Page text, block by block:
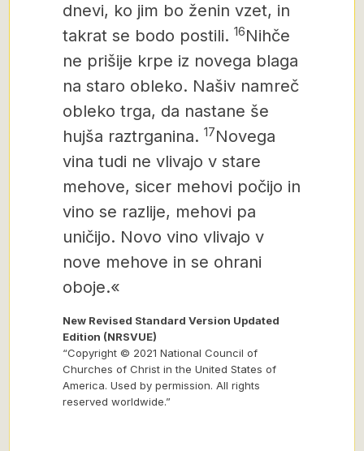
dnevi, ko jim bo ženin vzet, in
takrat se bodo postili. 16Nihče
ne prišije krpe iz novega blaga
na staro obleko. Našiv namreč
obleko trga, da nastane še
hujša raztrganina. 17Novega
vina tudi ne vlivajo v stare
mehove, sicer mehovi počijo in
vino se razlije, mehovi pa
uničijo. Novo vino vlivajo v
nove mehove in se ohrani
oboje.«
New Revised Standard Version Updated
Edition (NRSVUE)
“Copyright © 2021 National Council of
Churches of Christ in the United States of
America. Used by permission. All rights
reserved worldwide.”